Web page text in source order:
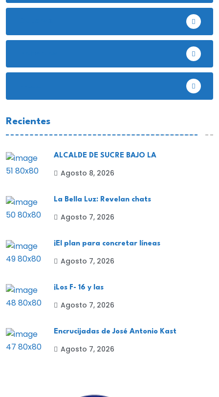
Recientes
ALCALDE DE SUCRE BAJO LA
Agosto 8, 2026
La Bella Luz: Revelan chats
Agosto 7, 2026
¡El plan para concretar líneas
Agosto 7, 2026
¡Los F- 16 y las
Agosto 7, 2026
Encrucijadas de José Antonio Kast
Agosto 7, 2026